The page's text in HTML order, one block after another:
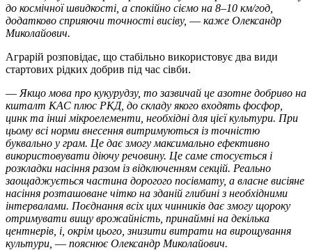
до космічної швидкості, а спокійно сіємо на 8‒10 км/год,
додатково сприяючи точності висіву, ― каже Олександр
Миколайович.
Аграрій розповідає, що стабільно використовує два види
стартових рідких добрив під час сівби.
― Якщо мова про кукурудзу, то зазвичай це азотне добриво на
кшталт КАС плюс РКД, до складу якого входять фосфор,
цинк та інші мікроелементи, необхідні для цієї культури. При
цьому всі норми внесення витримуються із точністю
буквально у грам. Це дає змогу максимально ефективно
використовувати діючу речовину. Це саме стосується і
розкладки насіння разом із відключенням секцій. Реально
заощаджується частина дорогого посівмату, а власне висіяне
насіння розташоване чітко на зданій глибині з необхідними
інтервалами. Поєднання всіх цих чинників дає змогу щороку
отримувати вищу врожайність, принаймні на декілька
центнерів, і, окрім цього, знизити витрати на вирощування
культури, ― пояснює Олександр Миколайович.